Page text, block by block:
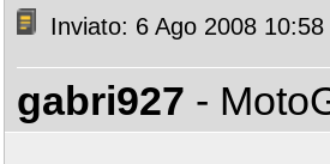
Inviato: 6 Ago 2008 10:58
gabri927 -